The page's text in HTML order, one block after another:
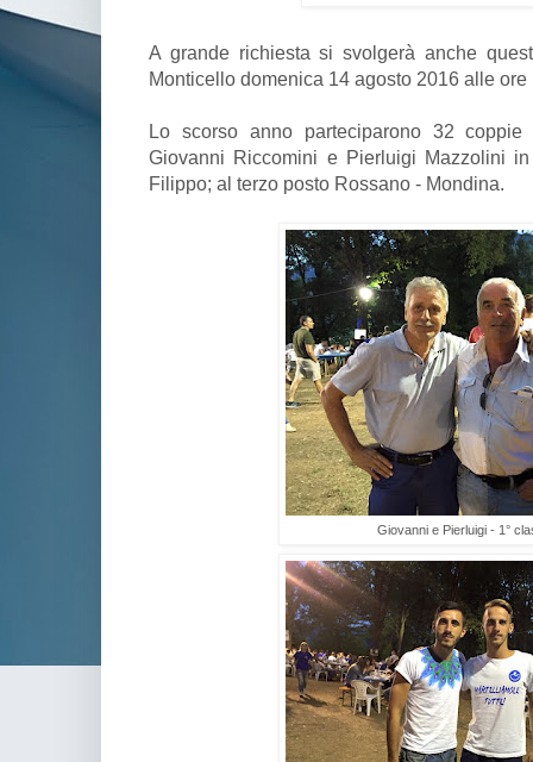
A grande richiesta si svolgerà anche
Monticello domenica 14 agosto 2016 alle ore
Lo scorso anno parteciparono 32
Giovanni Riccomini e Pierluigi Mazzolini
Filippo; al terzo posto Rossano - Mondina.
Giovanni e Pierluigi - 1°